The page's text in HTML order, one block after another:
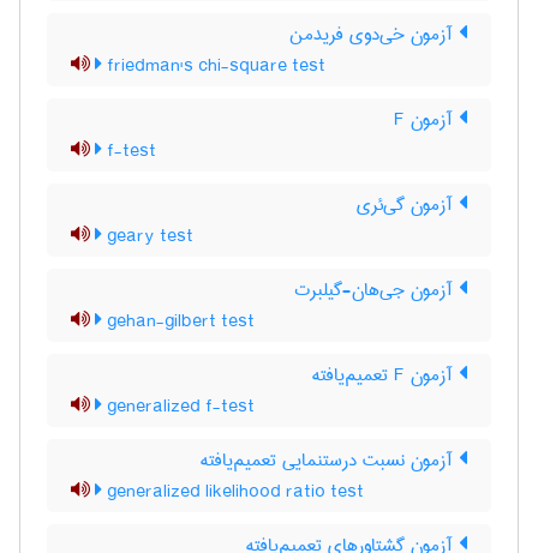
آزمون خی‌دوی فریدمن
friedman's chi-square test
آزمون F
f-test
آزمون گی‌ئری
geary test
آزمون جی‌هان-گیلبرت
gehan-gilbert test
آزمون F تعمیم‌یافته
generalized f-test
آزمون نسبت درستنمایی تعمیم‌یافته
generalized likelihood ratio test
آزمون گشتاورهای تعمیم‌یافته